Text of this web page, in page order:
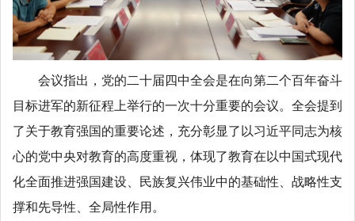
会议指出，党的二十届四中全会是在向第二个百年奋斗
目标进军的新征程上举行的一次十分重要的会议。全会提到
了关于教育强国的重要论述，充分彰显了以习近平同志为核
心的党中央对教育的高度重视，体现了教育在以中国式现代
化全面推进强国建设、民族复兴伟业中的基础性、战略性支
撑和先导性、全局性作用。